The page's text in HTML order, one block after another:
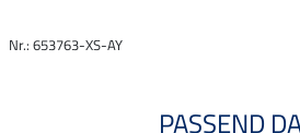
Nr.: 653763-XS-AY
PASSEND